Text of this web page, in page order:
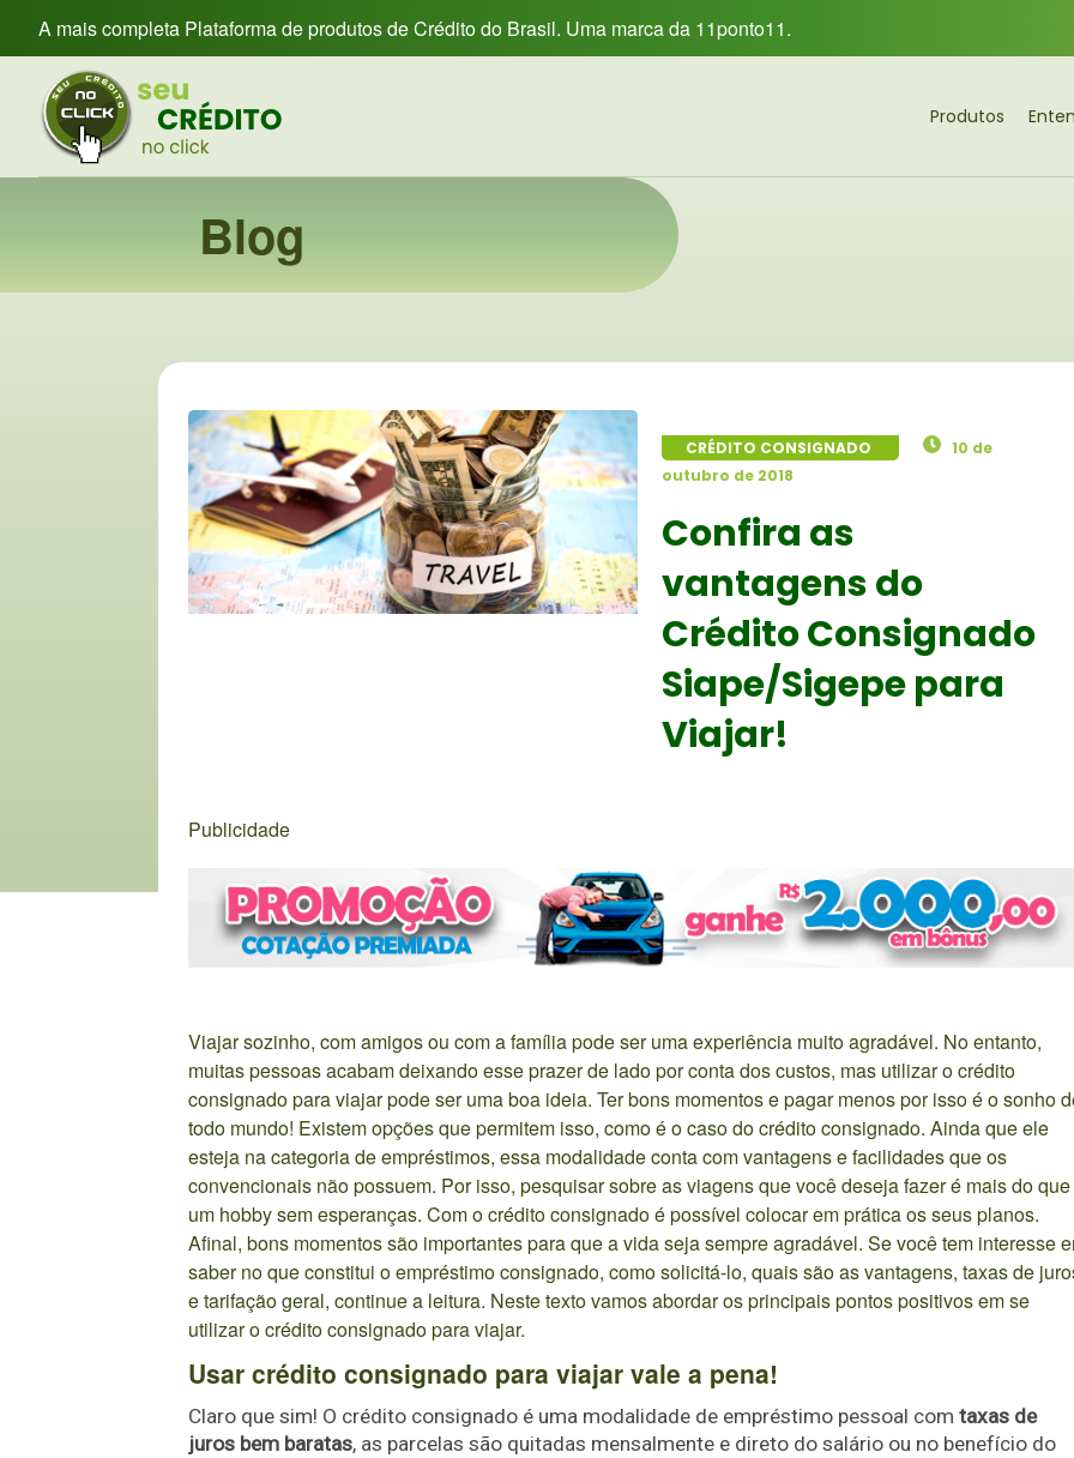
A mais completa Plataforma de produtos de Crédito do Brasil. Uma marca da 11ponto11.
Produtos
Blog
CRÉDITO CONSIGNADO
10 de
outubro de 2018
Confira as
vantagens do
Crédito Consignado
Siape/Sigepe para
Viajar!
Publicidade
Viajar sozinho, com amigos ou com a família pode ser uma experiência muito agradável. No entanto,
muitas pessoas acabam deixando esse prazer de lado por conta dos custos, mas utilizar o crédito
consignado para viajar pode ser uma boa ideia. Ter bons momentos e pagar menos por isso é o sonho
todo mundo! Existem opções que permitem isso, como é o caso do crédito consignado. Ainda que ele
esteja na categoria de empréstimos, essa modalidade conta com vantagens e facilidades que os
convencionais não possuem. Por isso, pesquisar sobre as viagens que você deseja fazer é mais do que
um hobby sem esperanças. Com o crédito consignado é possível colocar em prática os seus planos.
Afinal, bons momentos são importantes para que a vida seja sempre agradável. Se você tem interesse
saber no que constitui o empréstimo consignado, como solicitá-lo, quais são as vantagens, taxas de
e tarifação geral, continue a leitura. Neste texto vamos abordar os principais pontos positivos em se
utilizar o crédito consignado para viajar.
Usar crédito consignado para viajar vale a pena!
Claro que sim! O crédito consignado é uma modalidade de empréstimo pessoal com taxas de
juros bem baratas, as parcelas são quitadas mensalmente e direto do salário ou no benefício do